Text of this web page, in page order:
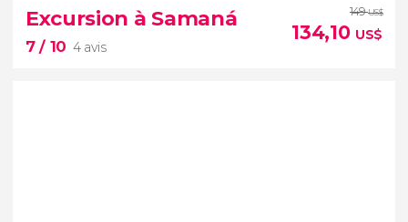
27 avis
Excursion à Samaná
7/ 10 4 avis
149US$
134,10 US$